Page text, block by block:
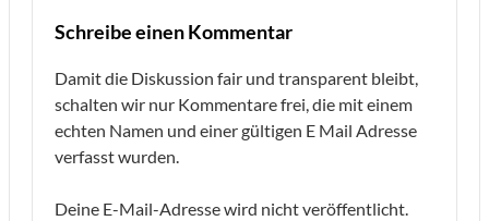
Schreibe einen Kommentar
Damit die Diskussion fair und transparent bleibt,
schalten wir nur Kommentare frei, die mit einem
echten Namen und einer gültigen E Mail Adresse
verfasst wurden.
Deine E-Mail-Adresse wird nicht veröffentlicht.